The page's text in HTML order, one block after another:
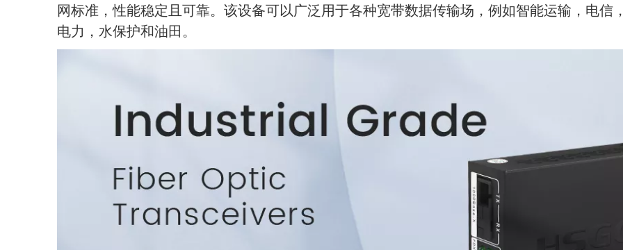
网标准，性能稳定且可靠。该设备可以广泛用于各种宽带数据传输场，例如智能运输，电
电力，水保护和油田。